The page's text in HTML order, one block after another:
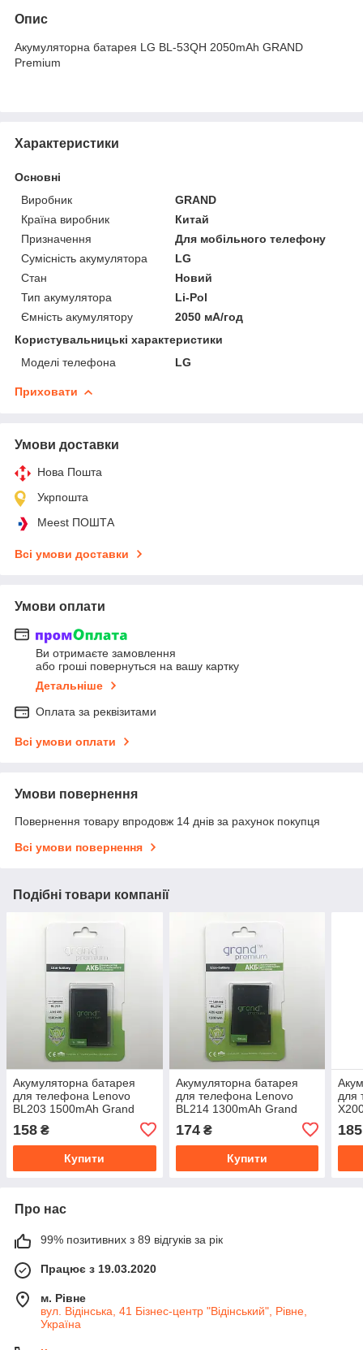
Опис
Акумуляторна батарея LG BL-53QH 2050mAh GRAND
Premium
Характеристики
Основні
Виробник
GRAND
Країна виробник
Китай
Призначення
Для мобільного телефону
Сумісність акумулятора
LG
Стан
Новий
Тип акумулятора
Li-Pol
Ємність акумулятору
2050 мА/год
Користувальницькі характеристики
Моделі телефона
LG
Приховати
Умови доставки
Нова Пошта
Укрпошта
Meest ПОШТА
Всі умови доставки
Умови оплати
Ви отримаєте замовлення
або гроші повернуться на вашу картку
Детальніше
Оплата за реквізитами
Всі умови оплати
Умови повернення
Повернення товару впродовж 14 днів за рахунок покупця
Всі умови повернення
Подібні товари компанії
Акумуляторна батарея
для телефона Lenovo
BL203 1500mAh Grand
158 ₴
Купити
Акумуляторна батарея
для телефона Lenovo
BL214 1300mAh Grand
174₴
Купити
для
185
Про нас
99% позитивних з 89 відгуків за рік
Працює з 19.03.2020
м. Рівне
вул. Відінська, 41 Бізнес-центр "Відінський", Рівне,
Україна